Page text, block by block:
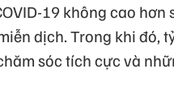
19 không cao hơn
dịch. Trong khi đó,
sóc tích cực và